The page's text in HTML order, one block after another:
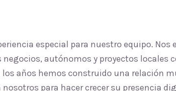
especial para nuestro equipo.
autónomos y proyectos locales
años hemos construido una relación
para hacer crecer su presencia